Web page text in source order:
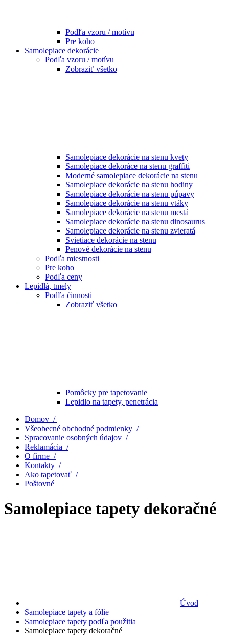
Podľa vzoru / motívu
Pre koho
Samolepiace dekorácie
Podľa vzoru / motívu
Zobraziť všetko
Samolepiace dekorácie na stenu kvety
Samolepiace dekoráce na stenu graffiti
Moderné samolepiace dekorácie na stenu
Samolepiace dekorácie na stenu hodiny
Samolepiace dekorácie na stenu púpavy
Samolepiace dekorácie na stenu vtáky
Samolepiace dekorácie na stenu mestá
Samolepiace dekorácie na stenu dinosaurus
Samolepiace dekorácie na stenu zvieratá
Svietiace dekorácie na stenu
Penové dekorácie na stenu
Podľa miestnosti
Pre koho
Podľa ceny
Lepidlá, tmely
Podľa činnosti
Zobraziť všetko
Pomôcky pre tapetovanie
Lepidlo na tapety, penetrácia
Domov /
Všeobecné obchodné podmienky /
Spracovanie osobných údajov /
Reklamácia /
O firme /
Kontakty /
Ako tapetovať /
Poštovné
Samolepiace tapety dekoračné
Úvod
Samolepiace tapety a fólie
Samolepiace tapety podľa použitia
Samolepiace tapety dekoračné